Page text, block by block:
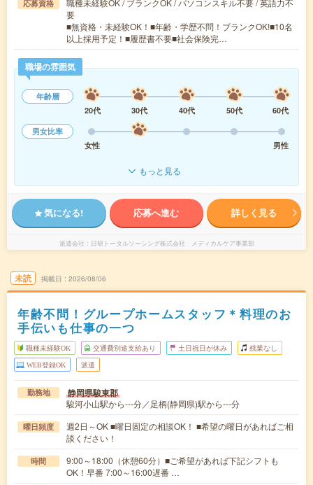
応募資格
職種未経験OK / ブランクOK / パソコンスキル不要 / 英語力不
要
■無資格・未経験OK！■年齢・学歴不問！ブランクOK!■10名
以上採用予定！■履歴書不要■社会保険完…
職場の雰囲気
年齢層
20代
30代 40代 50代
60代
男女比率
女性
男性
もっと見る
気になる! 応募へ進む 詳しく見る
派遣会社 日研トータルソーシング株式会社 メディカルケア事業部
未読 掲載日 2026/08/06
年齢不問！グループホームスタッフ＊料理のお
手伝いも仕事の一つ
職種未経験OK 交通費別途支給あり 土日祝日が休み 残業なし
WEB登録OK 派遣
勤務地 静岡県駿東郡
駿河小山駅から---分／足柄(静岡県)駅から---分
曜日頻度
週2日～OK ■曜日固定の相談OK！ ■希望の曜日があればご相
談ください！
時間
9:00～18:00（休憩60分）■ご希望があれば下記シフトも
OK！早番 7:00～16:00遅番 …